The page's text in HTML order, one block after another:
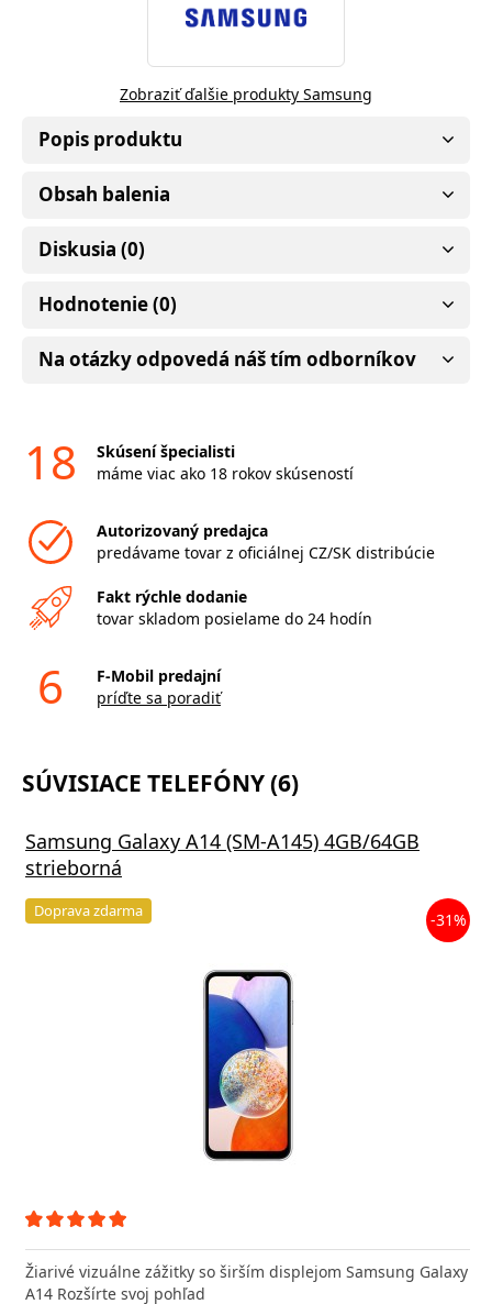
Zobraziť ďalšie produkty Samsung
Popis produktu
Obsah balenia
Diskusia (0)
Hodnotenie (0)
Na otázky odpovedá náš tím odborníkov
18
Skúsení špecialisti
máme viac ako 18 rokov skúseností
Autorizovaný predajca
predávame tovar z oficiálnej CZ/SK distribúcie
Fakt rýchle dodanie
tovar skladom posielame do 24 hodín
6
F-Mobil predajní
príďte sa poradiť
SÚVISIACE TELEFÓNY (6)
Samsung Galaxy A14 (SM-A145) 4GB/64GB
strieborná
Doprava zdarma -31%
Žiarivé vizuálne zážitky so širším displejom Samsung Galaxy
A14 Rozšírte svoj pohľad